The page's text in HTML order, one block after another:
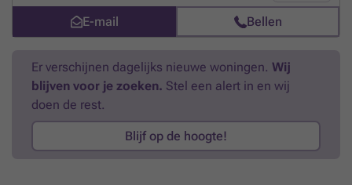
functie. De achterste slaapkamer geeft toegang tot een tweede
terras. De warme houtaccenten, visgraatlaminaat, fietsenstalling en
gunstige EPC-score van 104 kWh/m² met label B maken dit een
E-mail Bellen
Er verschijnen dagelijks nieuwe woningen. Wij
blijven voor je zoeken. Stel een alert in en wij
doen de rest.
Blijf op de hoogte!